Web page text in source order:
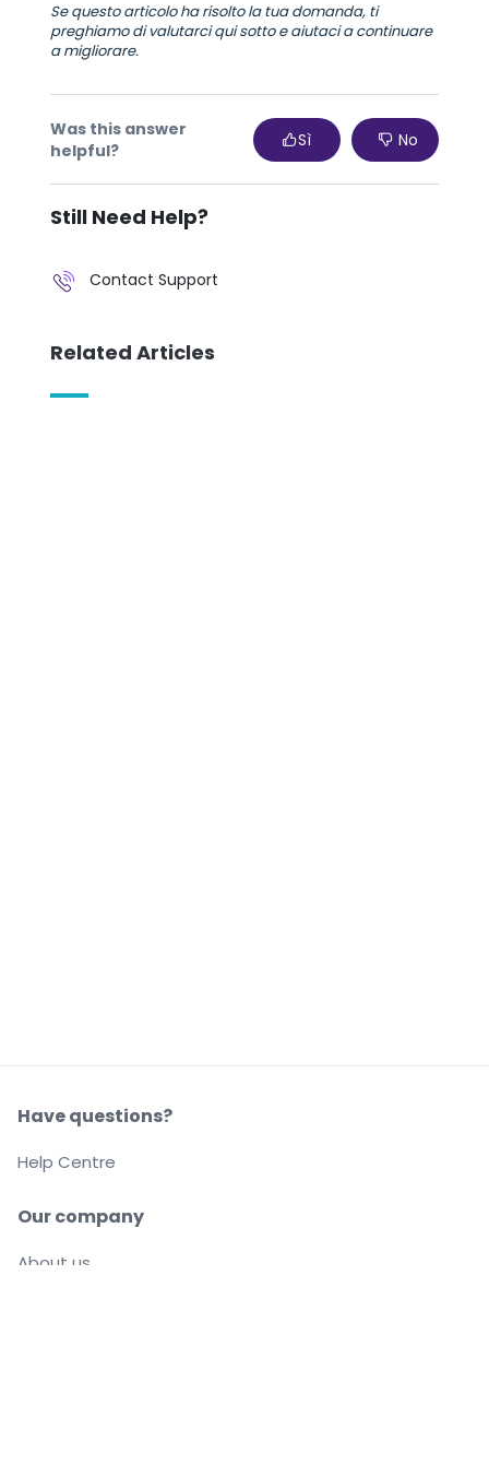
Se questo articolo ha risolto la tua domanda, ti
preghiamo di valutarci qui sotto e aiutaci a continuare
a migliorare.
Was this answer
helpful?
Sì No
Still Need Help?
Contact Support
Related Articles
Our company
About us
Have questions?
Help Centre